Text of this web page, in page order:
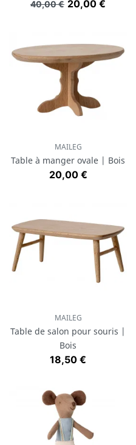
Prix de base
40,00 € Prix
20,00 €
MAILEG
Table à manger ovale | Bois
Prix
20,00 €
MAILEG
Table de salon pour souris |
Bois
Prix
18,50 €